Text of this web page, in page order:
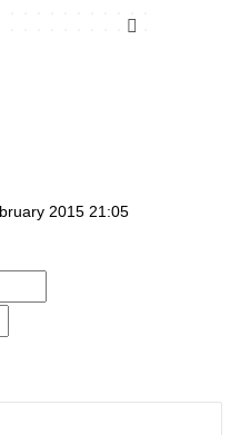
2015 21:05